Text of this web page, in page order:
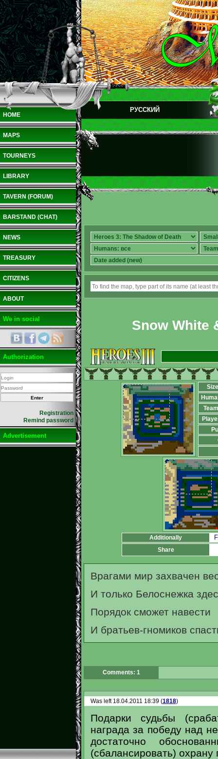
HOME
MAPS
TOURNEYS
LIBRARY
TAVERN (FORUM)
BARSTAND (CHAT)
NEWS
TREASURY
CITIZENS
ABOUT
We in social
Authorization
Registration
Remind password
Advertisement
РУССКИЙ
Snow White
Size
Additionally
Share
Врагами мир захвачен
И только Белоснежка
Порядок сможет навести
И братьев-гномиков
Comments: 1
Was left 18.04.2011 18:39 (1818)
Подарки судьбы
награда за победу над
достаточно
(сбалансировать) охрану